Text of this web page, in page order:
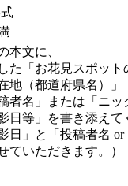
本文に、
た「お花見スポット
地（都道府県名）」
者名」または「ニ
日等」を書き添え
日」と「投稿者名
ていただきます。）